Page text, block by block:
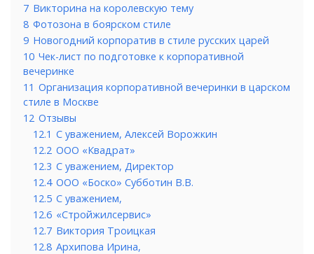
7 Викторина на королевскую тему
8 Фотозона в боярском стиле
9 Новогодний корпоратив в стиле русских царей
10 Чек-лист по подготовке к корпоративной
вечеринке
11 Организация корпоративной вечеринки в царском
стиле в Москве
12 Отзывы
12.1 С уважением, Алексей Ворожкин
12.2 ООО «Квадрат»
12.3 С уважением, Директор
12.4 ООО «Боско» Субботин В.В.
12.5 С уважением,
12.6 «Стройжилсервис»
12.7 Виктория Троицкая
12.8 Архипова Ирина,